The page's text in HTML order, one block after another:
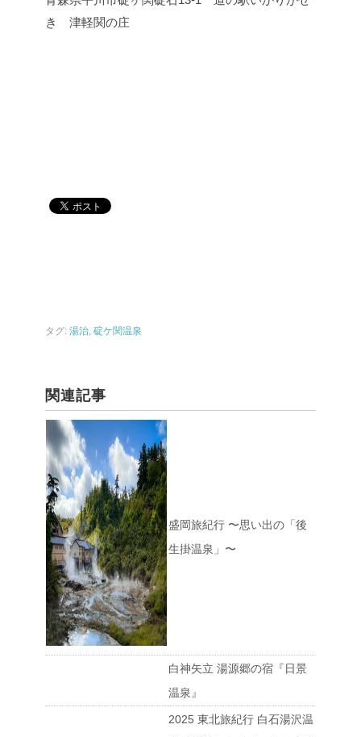
き 津軽関の庄
タグ: 湯治, 碇ケ関温泉
関連記事
盛岡旅紀行 〜思い出の「後
生掛温泉」〜
白神矢立 湯源郷の宿『日景
温泉』
2025 東北旅紀行 白石湯沢温